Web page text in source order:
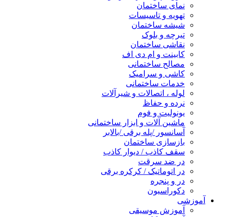
نمای ساختمان
تهویه و تاسیسات
شیشه ساختمان
تیرچه و بلوک
نقاشی ساختمان
کابینت و ام دی اف
مصالح ساختمانی
کاشی و سرامیک
خدمات ساختمانی
لوله ، اتصالات و شیرآلات
نرده و حفاظ
یونولیت و فوم
ماشین آلات و ابزار ساختمانی
آسانسور /پله برقی /بالابر
بازسازی ساختمان
سقف کاذب / دیوار کاذب
در ضد سرقت
در اتوماتیک / کرکره برقی
در و پنجره
دکوراسیون
آموزشی
آموزش موسیقی